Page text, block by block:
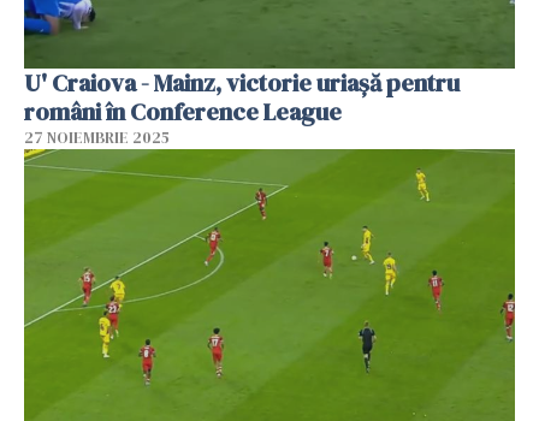
U' Craiova - Mainz, victorie uriașă pentru
români în Conference League
27 NOIEMBRIE 2025